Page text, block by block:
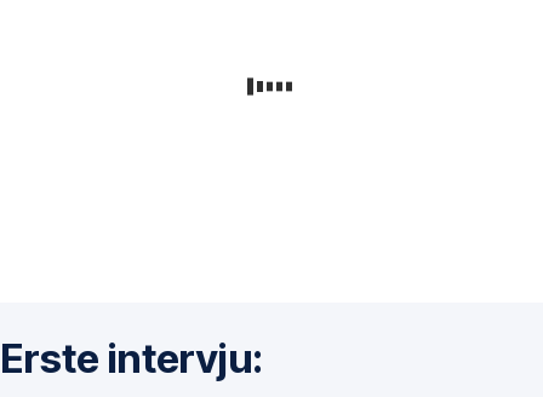
Erste intervju: